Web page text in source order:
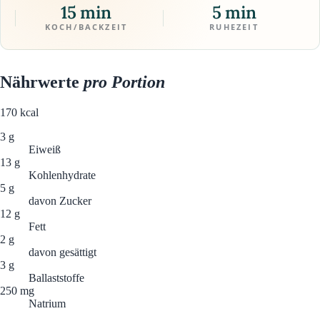
15 min
KOCH/BACKZEIT
5 min
RUHEZEIT
Nährwerte pro Portion
170 kcal
3 g
Eiweiß
13 g
Kohlenhydrate
5 g
davon Zucker
12 g
Fett
2 g
davon gesättigt
3 g
Ballaststoffe
250 mg
Natrium